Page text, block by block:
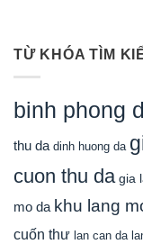
TỪ KHÓA TÌM
binh phong
thu da dinh huong da
cuon thu da gia
mo da khu lang
cuốn thư lan can da